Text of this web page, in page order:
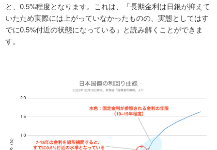
と、0.5%程度となります。これは、「長期金利は日銀が抑えて
いたため実際には上がっていなかったものの、実態としてはす
でに0.5%付近の状態になっている」と読み解くことができま
す。